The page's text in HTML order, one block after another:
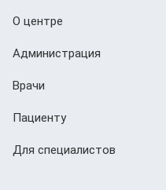
О центре
Администрация
Врачи
Пациенту
Для специалистов